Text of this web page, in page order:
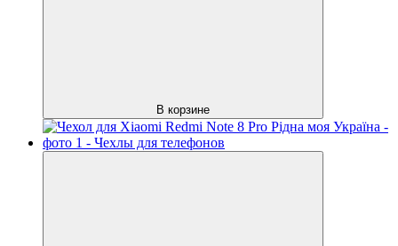
В корзине